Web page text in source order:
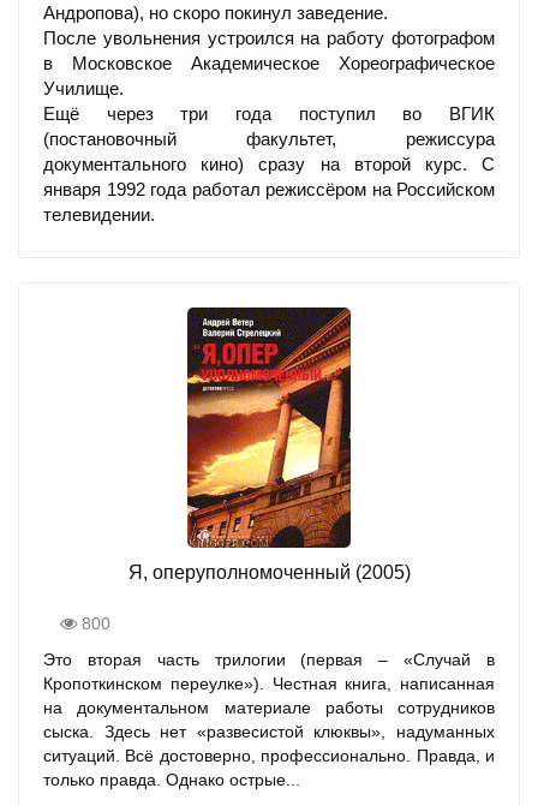
Андропова), но скоро покинул заведение.
После увольнения устроился на работу фотографом
в Московское Академическое Хореографическое
Училище.
Ещё через три года поступил во ВГИК
(постановочный факультет, режиссура
документального кино) сразу на второй курс. С
января 1992 года работал режиссёром на Российском
телевидении.
Я, оперуполномоченный (2005)
800
Это вторая часть трилогии (первая – «Случай в
Кропоткинском переулке»). Честная книга, написанная
на документальном материале работы сотрудников
сыска. Здесь нет «развесистой клюквы», надуманных
ситуаций. Всё достоверно, профессионально. Правда, и
только правда. Однако острые...